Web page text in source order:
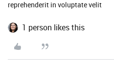
reprehenderit in voluptate velit
1 person likes this